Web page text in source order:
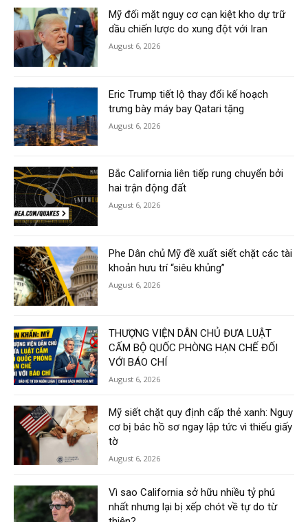
Mỹ đối mặt nguy cơ cạn kiệt kho dự trữ
dầu chiến lược do xung đột với Iran
August 6, 2026
Eric Trump tiết lộ thay đổi kế hoạch
trưng bày máy bay Qatari tặng
August 6, 2026
Bắc California liên tiếp rung chuyển bởi
hai trận động đất
August 6, 2026
Phe Dân chủ Mỹ đề xuất siết chặt các tài
khoản hưu trí “siêu khủng”
August 6, 2026
THƯỢNG VIỆN DÂN CHỦ ĐƯA LUẬT
CẤM BỘ QUỐC PHÒNG HẠN CHẾ ĐỐI
VỚI BÁO CHÍ
August 6, 2026
Mỹ siết chặt quy định cấp thẻ xanh: Nguy
cơ bị bác hồ sơ ngay lập tức vì thiếu giấy
tờ
August 6, 2026
Vì sao California sở hữu nhiều tỷ phú
nhất nhưng lại bị xếp chót về tự do từ